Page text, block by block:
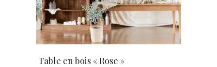
Table en bois « Rose »